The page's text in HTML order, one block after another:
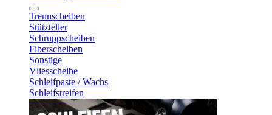
Trennscheiben
Stützteller
Schruppscheiben
Fiberscheiben
Sonstige
Vliesscheibe
Schleifpaste / Wachs
Schleifstreifen